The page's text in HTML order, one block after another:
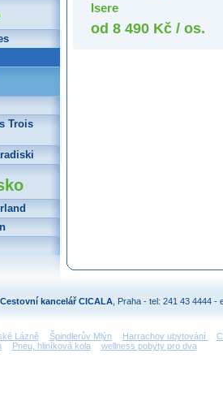
Isere
od 8 490 Kč / os.
Trois
Cestovní kancelář CICALA , Praha - tel: 241 43 4444 -
Lázně Špindlerův Mlýn Harrachov ubytování
Pneu, hliníková kola wellness pobyty pro dva